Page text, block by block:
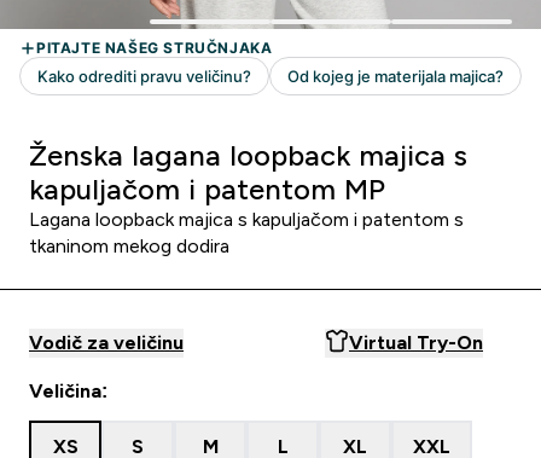
Ženska lagana loopback majica s
kapuljačom i patentom MP
Lagana loopback majica s kapuljačom i patentom s
tkaninom mekog dodira
Vodič za veličinu Virtual Try-On
Veličina:
XS S M L XL XXL